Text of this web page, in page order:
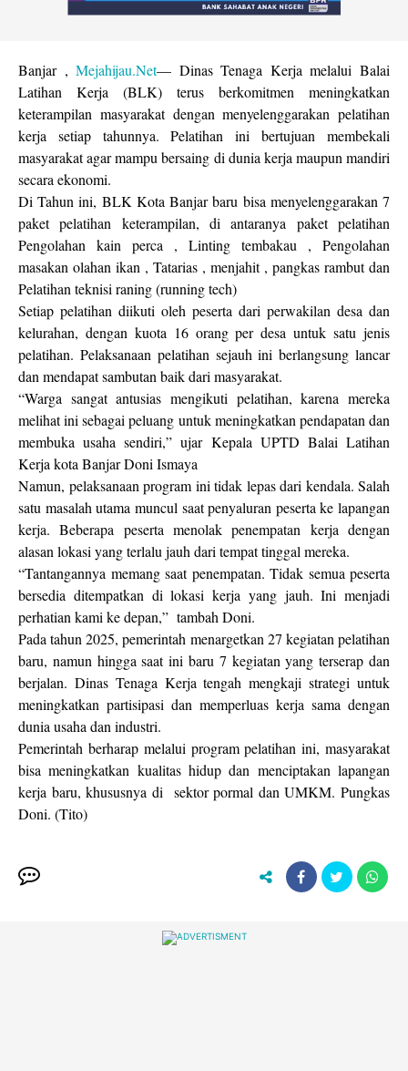
Banjar ,Mejahijau.Net— Dinas Tenaga Kerja melalui Balai
Latihan Kerja (BLK) terus berkomitmen meningkatkan
keterampilan masyarakat dengan menyelenggarakan pelatihan
kerja setiap tahunnya. Pelatihan ini bertujuan membekali
masyarakat agar mampu bersaing di dunia kerja maupun mandiri
secara ekonomi.
Di Tahun ini, BLK Kota Banjar baru bisa menyelenggarakan 7
paket pelatihan keterampilan, di antaranya paket pelatihan
Pengolahan kain perca , Linting tembakau , Pengolahan
masakan olahan ikan , Tatarias , menjahit , pangkas rambut dan
Pelatihan teknisi raning (running tech)
Setiap pelatihan diikuti oleh peserta dari perwakilan desa dan
kelurahan, dengan kuota 16 orang per desa untuk satu jenis
pelatihan. Pelaksanaan pelatihan sejauh ini berlangsung lancar
dan mendapat sambutan baik dari masyarakat.
“Warga sangat antusias mengikuti pelatihan, karena mereka
melihat ini sebagai peluang untuk meningkatkan pendapatan dan
membuka usaha sendiri,” ujar Kepala UPTD Balai Latihan
Kerja kota Banjar Doni Ismaya
Namun, pelaksanaan program ini tidak lepas dari kendala. Salah
satu masalah utama muncul saat penyaluran peserta ke lapangan
kerja. Beberapa peserta menolak penempatan kerja dengan
alasan lokasi yang terlalu jauh dari tempat tinggal mereka.
“Tantangannya memang saat penempatan. Tidak semua peserta
bersedia ditempatkan di lokasi kerja yang jauh. Ini menjadi
perhatian kami ke depan,” tambah Doni.
Pada tahun 2025, pemerintah menargetkan 27 kegiatan pelatihan
baru, namun hingga saat ini baru 7 kegiatan yang terserap dan
berjalan. Dinas Tenaga Kerja tengah mengkaji strategi untuk
meningkatkan partisipasi dan memperluas kerja sama dengan
dunia usaha dan industri.
Pemerintah berharap melalui program pelatihan ini, masyarakat
bisa meningkatkan kualitas hidup dan menciptakan lapangan
kerja baru, khususnya di sektor pormal dan UMKM. Pungkas
Doni. (Tito)